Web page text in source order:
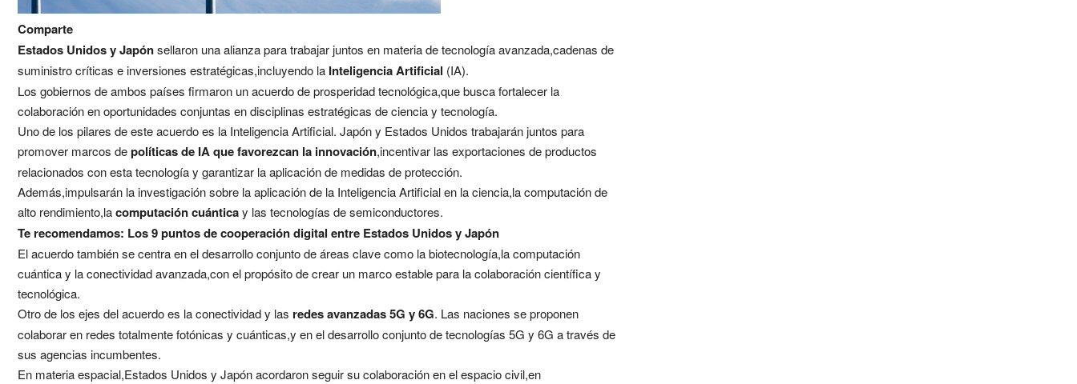
Comparte
Estados Unidos y Japónsellaron una alianza para trabajar juntos en materia de tecnología avanzada,cadenas de
suministro críticas e inversiones estratégicas,incluyendo la Inteligencia Artificial (IA).
Los gobiernos de ambos países firmaron un acuerdo de prosperidad tecnológica,que busca fortalecer la
colaboración en oportunidades conjuntas en disciplinas estratégicas de ciencia y tecnología.
Uno de los pilares de este acuerdo es la Inteligencia Artificial. Japón y Estados Unidos trabajarán juntos para
promover marcos depolíticas de IA que favorezcan la innovación,incentivar las exportaciones de productos
relacionados con esta tecnología y garantizar la aplicación de medidas de protección.
Además,impulsarán la investigación sobre la aplicación de la Inteligencia Artificial en la ciencia,la computación de
alto rendimiento,lacomputación cuánticay las tecnologías de semiconductores.
Te recomendamos: Los 9 puntos de cooperación digital entre Estados Unidos y Japón
El acuerdo también se centra en el desarrollo conjunto de áreas clave como la biotecnología,la computación
cuántica y la conectividad avanzada,con el propósito de crear un marco estable para la colaboración científica y
tecnológica.
Otro de los ejes del acuerdo es la conectividad y las redes avanzadas 5G y 6G. Las naciones se proponen
colaborar en redes totalmente fotónicas y cuánticas,y en el desarrollo conjunto de tecnologías 5G y 6G a través de
sus agencias incumbentes.
En materia espacial,Estados Unidos y Japón acordaron seguir su colaboración en el espacio civil,en